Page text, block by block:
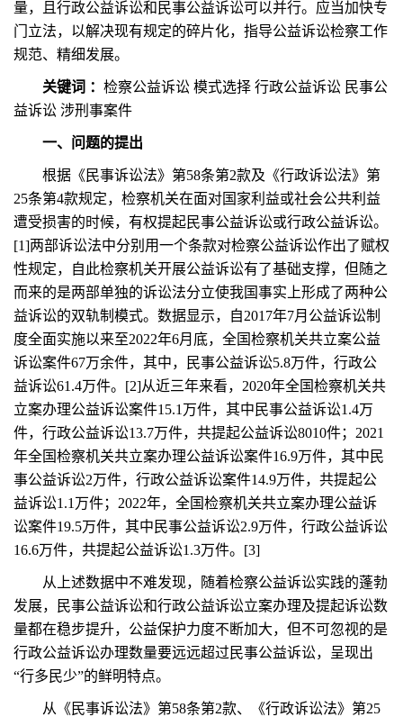
量，且行政公益诉讼和民事公益诉讼可以并行。应当加快专
门立法，以解决现有规定的碎片化，指导公益诉讼检察工作
规范、精细发展。
关键词 ： 检察公益诉讼 模式选择 行政公益诉讼 民事公
益诉讼 涉刑事案件
一、问题的提出
根据《民事诉讼法》第58条第2款及《行政诉讼法》第
25条第4款规定，检察机关在面对国家利益或社会公共利益
遭受损害的时候，有权提起民事公益诉讼或行政公益诉讼。
[1]两部诉讼法中分别用一个条款对检察公益诉讼作出了赋权
性规定，自此检察机关开展公益诉讼有了基础支撑，但随之
而来的是两部单独的诉讼法分立使我国事实上形成了两种公
益诉讼的双轨制模式。数据显示，自2017年7月公益诉讼制
度全面实施以来至2022年6月底，全国检察机关共立案公益
诉讼案件67万余件，其中，民事公益诉讼5.8万件，行政公
益诉讼61.4万件。[2]从近三年来看，2020年全国检察机关共
立案办理公益诉讼案件15.1万件，其中民事公益诉讼1.4万
件，行政公益诉讼13.7万件，共提起公益诉讼8010件；2021
年全国检察机关共立案办理公益诉讼案件16.9万件，其中民
事公益诉讼2万件，行政公益诉讼案件14.9万件，共提起公
益诉讼1.1万件；2022年，全国检察机关共立案办理公益诉
讼案件19.5万件，其中民事公益诉讼2.9万件，行政公益诉讼
16.6万件，共提起公益诉讼1.3万件。[3]
从上述数据中不难发现，随着检察公益诉讼实践的蓬勃
发展，民事公益诉讼和行政公益诉讼立案办理及提起诉讼数
量都在稳步提升，公益保护力度不断加大，但不可忽视的是
行政公益诉讼办理数量要远远超过民事公益诉讼，呈现出
“行多民少”的鲜明特点。
从《民事诉讼法》第58条第2款、《行政诉讼法》第25